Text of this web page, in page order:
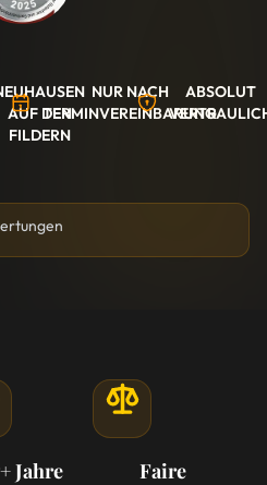
AUF DEN
FILDERN
NUR NACH
TERMINVEREINBARUNG
ABSOLUT
Jahre
Faire